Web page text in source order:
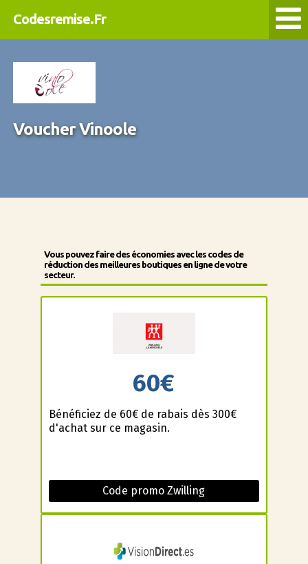
Codesremise.Fr
Voucher Vinoole
Vous pouvez faire des économies avec les codes de
réduction des meilleures boutiques en ligne de votre
secteur.
60€
Bénéficiez de 60€ de rabais dès 300€
d'achat sur ce magasin.
Code promo Zwilling